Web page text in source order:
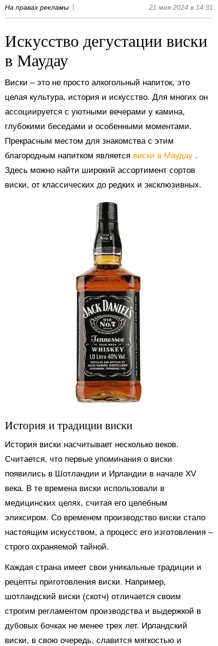
На правах рекламы 21 мая 2024 в 14:31
Искусство дегустации виски
в Маудау
Виски – это не просто алкогольный напиток, это
целая культура, история и искусство. Для многих он
ассоциируется с уютными вечерами у камина,
глубокими беседами и особенными моментами.
Прекрасным местом для знакомства с этим
благородным напитком является виски в Маудау .
Здесь можно найти широкий ассортимент сортов
виски, от классических до редких и эксклюзивных.
История и традиции виски
История виски насчитывает несколько веков.
Считается, что первые упоминания о виски
появились в Шотландии и Ирландии в начале XV
века. В те времена виски использовали в
медицинских целях, считая его целебным
эликсиром. Со временем производство виски стало
настоящим искусством, а процесс его изготовления –
строго охраняемой тайной.
Каждая страна имеет свои уникальные традиции и
рецепты приготовления виски. Например,
шотландский виски (скотч) отличается своим
строгим регламентом производства и выдержкой в
дубовых бочках не менее трех лет. Ирландский
виски, в свою очередь, славится мягкостью и